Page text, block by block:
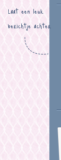
Laat een leuk
berichtje achter